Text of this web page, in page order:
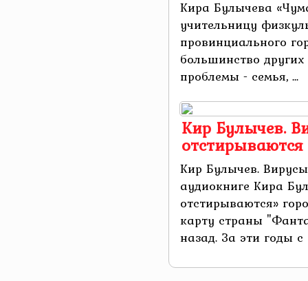
Кира Булычева
учительницу
провинциального
большинство
проблемы - семья, ...
Кир Булычев.
отстирываются
Кир Булычев.
аудиокниге Кира
отстирываются»
карту страны
назад. За эти годы